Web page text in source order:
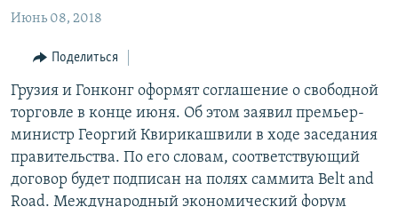
главной
Вернутся
поиску
ВЕСЬ КАВКАЗ
СЕВЕРНЫЙ КАВКАЗ
АРМЕНИЯ
ТЕМЫ
ПОЛИТИКА
ОБЩЕСТВО
КУЛЬТУРА
РУБРИКИ
НЕКРУГЛЫЙ СТОЛ
ГОСТЬ НЕДЕЛИ
ПОЗИЦИЯ
МУЛЬТИМЕДИА
ВИДЕО
ФОТО
АУДИО
ПОДКАСТЫ
ПРИСОЕДИНЯЙТЕСЬ!
Июнь 08, 2018
Поделиться
Грузия и Гонконг оформят соглашение о свободной
торговле в конце июня. Об этом заявил премьер-
министр Георгий Квирикашвили в ходе заседания
правительства. По его словам, соответствующий
договор будет подписан на полях саммита Belt and
Road. Международный экономический форум